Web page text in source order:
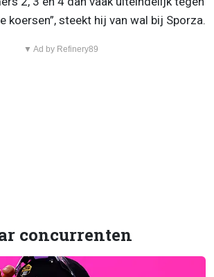
koersen”, steekt hij van wal bij Sporza.
▼ Ad by Refinery89
concurrenten